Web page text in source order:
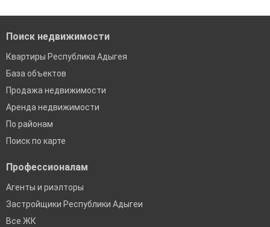
Поиск недвижимости
Квартиры Республика Адыгея
База объектов
Продажа недвижимости
Аренда недвижимости
По районам
Поиск по карте
Профессионалам
Агенты и риэлторы
Застройщики Республики Адыгеи
Все ЖК